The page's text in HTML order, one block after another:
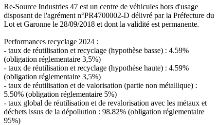
Re-Source Industries 47 est un centre de véhicules hors d'usage
disposant de l'agrément n°PR4700002-D délivré par la Préfecture du
Lot et Garonne le 28/09/2018 et dont la validité est permanente.
Performances recyclage 2024 :
- taux de réutilisation et recyclage (hypothèse basse) : 4.59%
(obligation réglementaire 3,5%)
- taux de réutilisation et recyclage (hypothèse haute) : 4.59%
(obligation réglementaire 3,5%)
- taux de réutilisation et de valorisation (partie non métallique) :
5.50% (obligation réglementaire 5%)
- taux global de réutilisation et de revalorisation avec les métaux et
déchets issus de la dépollution : 98.82% (obligation réglementaire
95%)